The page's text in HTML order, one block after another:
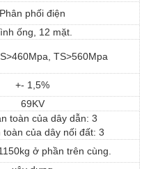
Phân phối điện
ống, 12 mặt.
TS>560Mpa
+- 1,5%
69KV
toàn của dây dẫn: 3
toàn của dây nối đất: 3
ở phần trên cùng.